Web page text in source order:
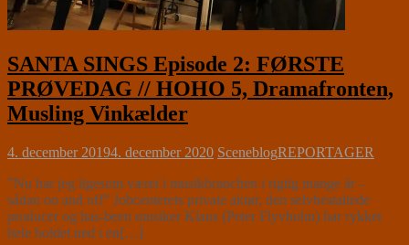
SANTA SINGS Episode 2: FØRSTE
PRØVEDAG // HOHO 5, Dramafronten,
Musling Vinkælder
4. december 20194. december 2020 SceneblogREPORTAGER
”Nu har jeg ligesom været i musikbranchen i rigtig mange år –
sådan on and off” Jobcenterets private aktør, den selvbestaltede
producer og has-been musiker Klaus (Peter Flyvholm) har rykket
hele holdet ned i en[…]